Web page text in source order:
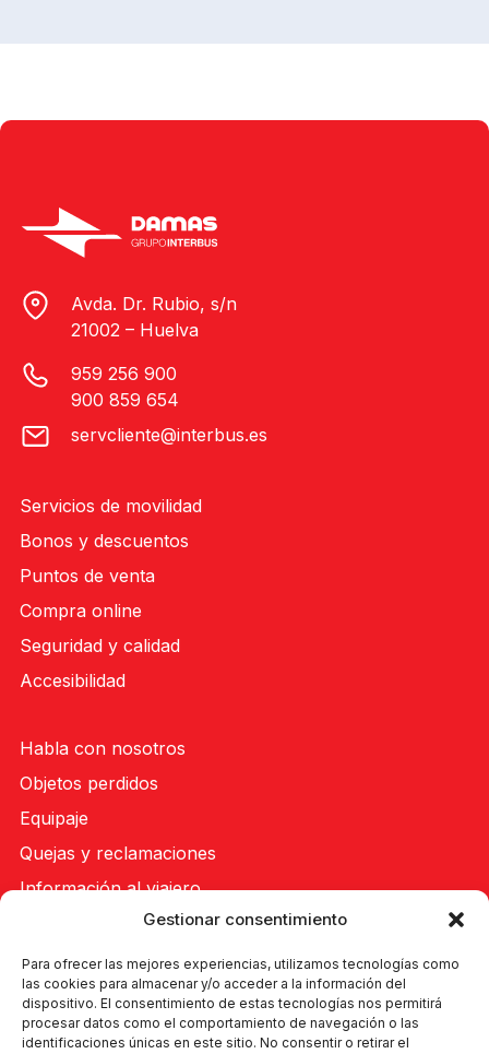
Gestionar consentimiento
Para ofrecer las mejores experiencias, utilizamos tecnologías como
las cookies para almacenar y/o acceder a la información del
dispositivo. El consentimiento de estas tecnologías nos permitirá
procesar datos como el comportamiento de navegación o las
identificaciones únicas en este sitio. No consentir o retirar el
Avda. Dr. Rubio, s/n
21002 – Huelva
959 256 900
900 859 654
servcliente@interbus.es
Servicios de movilidad
Bonos y descuentos
Puntos de venta
Compra online
Seguridad y calidad
Accesibilidad
Habla con nosotros
Objetos perdidos
Equipaje
Quejas y reclamaciones
Información al viajero
Renovación de flota financiada con la subvención concedida para la
actividad de adquisición de vehículos de energías alternativas bajas
en carbono